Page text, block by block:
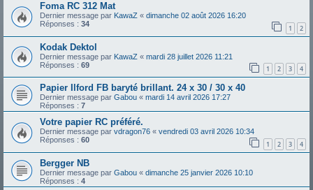
Foma RC 312 Mat
Dernier message par KawaZ « dimanche 02 août 2026 16:20
Réponses : 34 1 2
Kodak Dektol
Dernier message par KawaZ « mardi 28 juillet 2026 11:21
Réponses : 69 1 2 3 4
Papier Ilford FB baryté brillant. 24 x 30 / 30 x 40
Dernier message par Gabou « mardi 14 avril 2026 17:27
Réponses : 7
Votre papier RC préféré.
Dernier message par vdragon76 « vendredi 03 avril 2026 10:34
Réponses : 60 1 2 3 4
Bergger NB
Dernier message par Gabou « dimanche 25 janvier 2026 10:10
Réponses : 4